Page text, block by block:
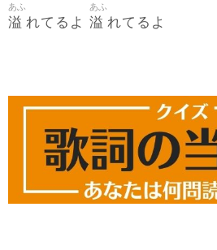
溢
あふ
れてるよ 溢
あふ
れてるよ